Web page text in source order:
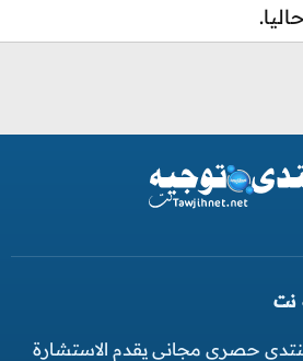
نت
حصري مجاني يقدم الاستشارة